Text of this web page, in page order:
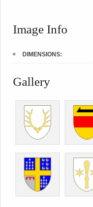
Image Info
DIMENSIONS:
Gallery